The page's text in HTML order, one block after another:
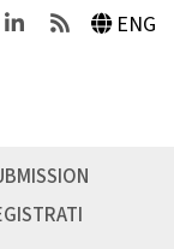
LinkedinFeeds ENG